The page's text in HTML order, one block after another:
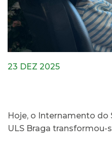
23 DEZ 2025
Hoje, o Internamento do
ULS Braga transformou-